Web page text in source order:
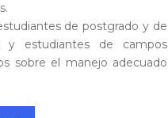
de postgrado y de
y estudiantes de campos
sobre el manejo adecuado